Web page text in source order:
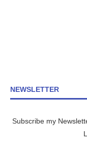
NEWSLETTER
Subscribe my